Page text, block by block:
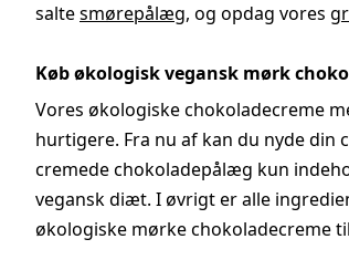
saltesmørepålæg, og opdag vores
Køb økologisk vegansk mørk
Vores økologiske chokoladecreme
hurtigere. Fra nu af kan du nyde
cremede chokoladepålæg kun
vegansk diæt. I øvrigt er alle
økologiske mørke chokoladecreme